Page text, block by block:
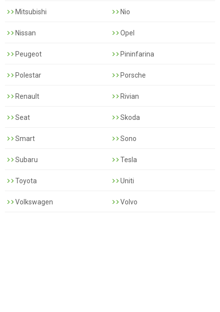
Mitsubishi Nio
Nissan Opel
Peugeot Pininfarina
Polestar Porsche
Renault Rivian
Seat Skoda
Smart Sono
Subaru Tesla
Toyota Uniti
Volkswagen Volvo